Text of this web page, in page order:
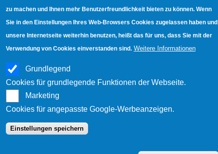
Bestenliste
Geräte mit Aufnahmefunktion
Hotspot absichern
WLAN-Testbuch
Datenschutz|Impressum|Kontakt
zu machen und Ihnen mehr Benutzerfreundlichkeit bieten zu können. Wenn
Sie in den Einstellungen Ihres Web-Browsers Cookies zugelassen haben und
unsere Internetseite weiterhin benutzen, heißt das für uns, dass Sie mit der
Verwendung von Cookies einverstanden sind. Weitere Informationen
Grundlegend
Cookies für grundlegende Funktionen der Webseite.
Marketing
Cookies für angepasste Google-Werbeanzeigen.
Einstellungen speichern